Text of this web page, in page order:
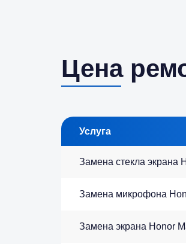
Цена
Услуга
Замена стекла экрана
Замена микрофона
Замена экрана Honor